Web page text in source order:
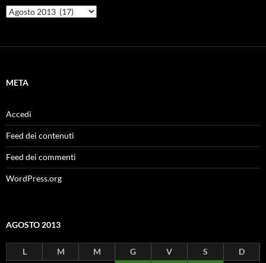
Archivi
META
Accedi
Feed dei contenuti
Feed dei commenti
WordPress.org
AGOSTO 2013
L M M G V S
D